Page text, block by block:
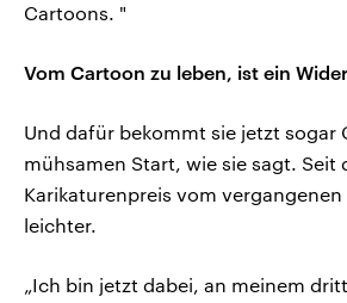
Cartoons. "
Vom Cartoon zu leben, ist ein
Und dafür bekommt sie jetzt sogar
mühsamen Start, wie sie sagt. Seit
Karikaturenpreis vom vergangenen
leichter.
„Ich bin jetzt dabei, an meinem